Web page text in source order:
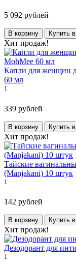
5 092 рублей
В корзину Купить
Хит продаж!
Капли для женщин
60 мл
1
339 рублей
В корзину Купить
Хит продаж!
Тайские
(Manjаkаni) 10 штук
1
142 рублей
В корзину Купить
Хит продаж!
Дезодорант для
1